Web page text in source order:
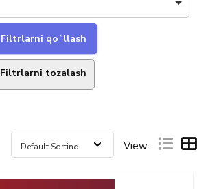
Filtrlarni tozalash
View: